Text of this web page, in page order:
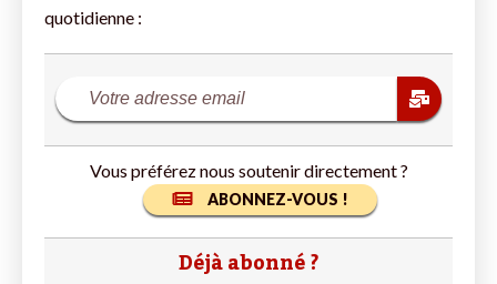
quotidienne :
Vous préférez nous soutenir directement ?
ABONNEZ-VOUS !
Déjà abonné ?